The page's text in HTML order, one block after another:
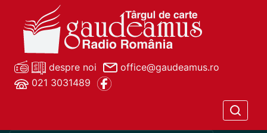
despre noi
office@gaudeamus.ro
021 3031489